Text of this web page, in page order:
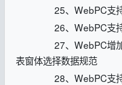
25、WebPC支
26、WebPC支
27、WebPC增
表窗体选择数据规范
28、WebPC支